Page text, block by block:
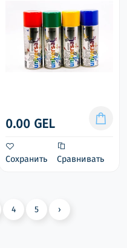
0.00 GEL
Сохранить Сравнивать
4 5 ›